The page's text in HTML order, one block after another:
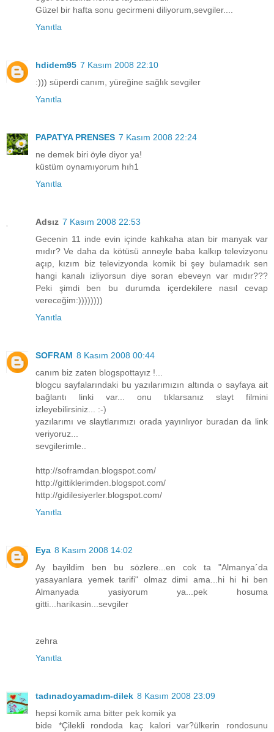
Güzel bir hafta sonu gecirmeni diliyorum,sevgiler....
Yanıtla
hdidem95 7 Kasım 2008 22:10
:))) süperdi canım, yüreğine sağlık sevgiler
Yanıtla
PAPATYA PRENSES 7 Kasım 2008 22:24
ne demek biri öyle diyor ya!
küstüm oynamıyorum hıh1
Yanıtla
Adsız 7 Kasım 2008 22:53
Gecenin 11 inde evin içinde kahkaha atan bir manyak var
mıdır? Ve daha da kötüsü anneyle baba kalkıp televizyonu
açıp, kızım biz televizyonda komik bi şey bulamadık sen
hangi kanalı izliyorsun diye soran ebeveyn var mıdır???
Peki şimdi ben bu durumda içerdekilere nasıl cevap
vereceğim:))))))))
Yanıtla
SOFRAM 8 Kasım 2008 00:44
canım biz zaten blogspottayız !...
blogcu sayfalarındaki bu yazılarımızın altında o sayfaya ait
bağlantı linki var... onu tıklarsanız slayt filmini
izleyebilirsiniz... :-)
yazılarımı ve slaytlarımızı orada yayınlıyor buradan da link
veriyoruz...
sevgilerimle..
http://soframdan.blogspot.com/
http://gittiklerimden.blogspot.com/
http://gidilesiyerler.blogspot.com/
Yanıtla
Eya 8 Kasım 2008 14:02
Ay bayildim ben bu sözlere...en cok ta "Almanya´da
yasayanlara yemek tarifi" olmaz dimi ama...hi hi hi ben
Almanyada yasiyorum ya...pek hosuma
gitti...harikasin...sevgiler
zehra
Yanıtla
tadınadoyamadım-dilek 8 Kasım 2008 23:09
hepsi komik ama bitter pek komik ya
bide *Çilekli rondoda kaç kalori var?ülkerin rondosunu